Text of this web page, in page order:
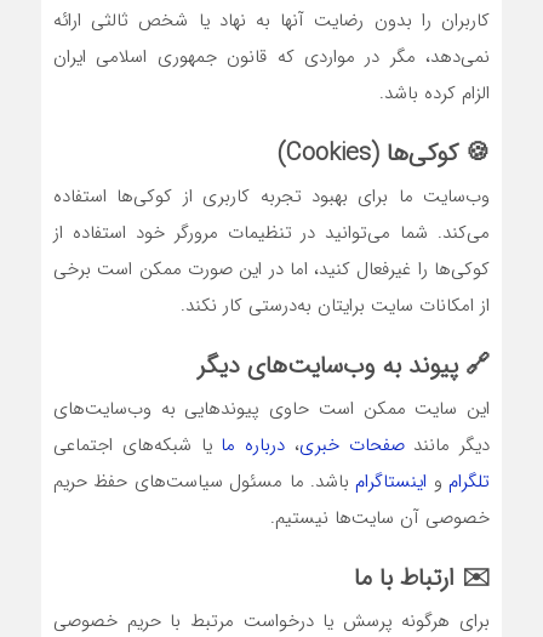
کاربران را بدون رضایت آنها به نهاد یا شخص ثالثی ارائه
نمی‌دهد، مگر در مواردی که قانون جمهوری اسلامی ایران
الزام کرده باشد.
🍪 کوکی‌ها (Cookies)
وب‌سایت ما برای بهبود تجربه کاربری از کوکی‌ها استفاده
می‌کند. شما می‌توانید در تنظیمات مرورگر خود استفاده از
کوکی‌ها را غیرفعال کنید، اما در این صورت ممکن است برخی
از امکانات سایت برایتان به‌درستی کار نکند.
🔗 پیوند به وب‌سایت‌های دیگر
این سایت ممکن است حاوی پیوندهایی به وب‌سایت‌های
دیگر مانندصفحات خبری، درباره ما یا شبکه‌های اجتماعی
تلگرام و اینستاگرامباشد. ما مسئول سیاست‌های حفظ حریم
خصوصی آن سایت‌ها نیستیم.
✉️ ارتباط با ما
برای هرگونه پرسش یا درخواست مرتبط با حریم خصوصی